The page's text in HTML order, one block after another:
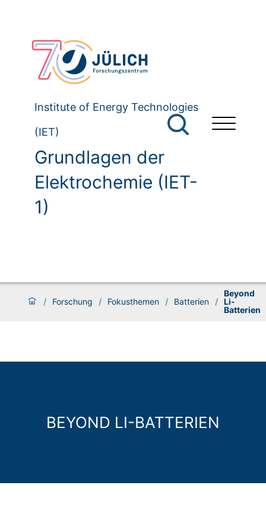
Institute of Energy Technologies
(IET)
Grundlagen der
Elektrochemie (IET-
1)
/ Forschung / Fokusthemen / Batterien /
Beyond
Li-
Batterien
BEYOND LI-BATTERIEN